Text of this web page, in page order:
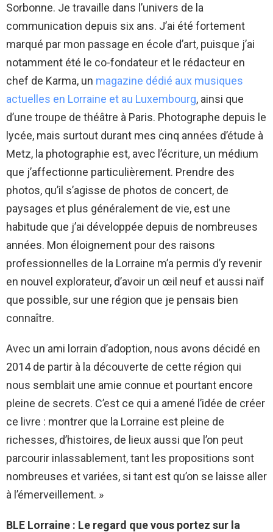
Sorbonne. Je travaille dans l’univers de la
communication depuis six ans. J’ai été fortement
marqué par mon passage en école d’art, puisque j’ai
notamment été le co-fondateur et le rédacteur en
chef de Karma, un magazine dédié aux musiques
actuelles en Lorraine et au Luxembourg, ainsi que
d’une troupe de théâtre à Paris. Photographe depuis le
lycée, mais surtout durant mes cinq années d’étude à
Metz, la photographie est, avec l’écriture, un médium
que j’affectionne particulièrement. Prendre des
photos, qu’il s’agisse de photos de concert, de
paysages et plus généralement de vie, est une
habitude que j’ai développée depuis de nombreuses
années. Mon éloignement pour des raisons
professionnelles de la Lorraine m’a permis d’y revenir
en nouvel explorateur, d’avoir un œil neuf et aussi naïf
que possible, sur une région que je pensais bien
connaître.
Avec un ami lorrain d’adoption, nous avons décidé en
2014 de partir à la découverte de cette région qui
nous semblait une amie connue et pourtant encore
pleine de secrets. C’est ce qui a amené l’idée de créer
ce livre : montrer que la Lorraine est pleine de
richesses, d’histoires, de lieux aussi que l’on peut
parcourir inlassablement, tant les propositions sont
nombreuses et variées, si tant est qu’on se laisse aller
à l’émerveillement. »
BLE Lorraine : Le regard que vous portez sur la